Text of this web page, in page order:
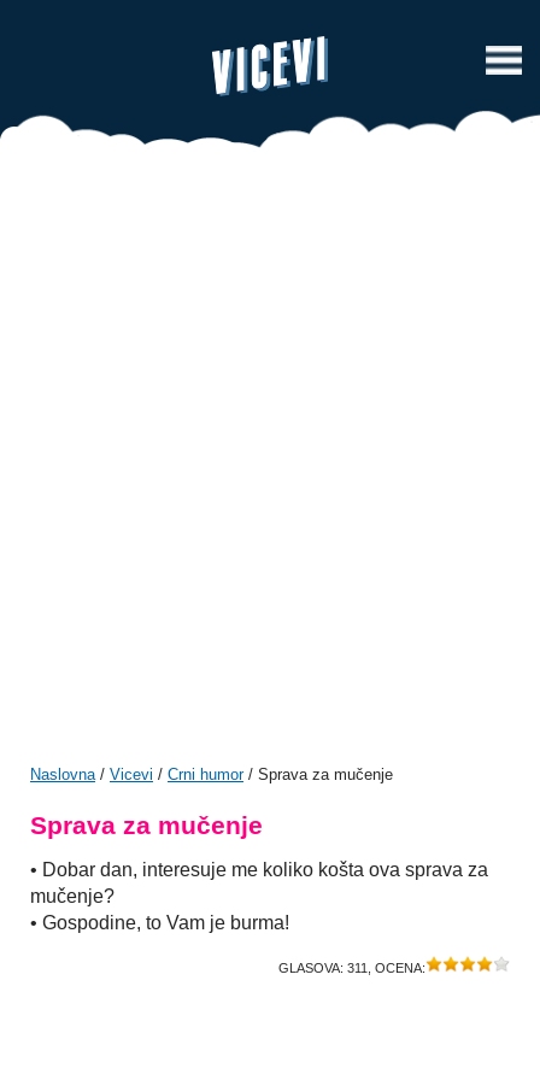
Naslovna/ Vicevi / Crni humor/ Sprava za mučenje
Sprava za mučenje
• Dobar dan, interesuje me koliko košta ova sprava za
mučenje?
• Gospodine, to Vam je burma!
GLASOVA: 311 , OCENA: